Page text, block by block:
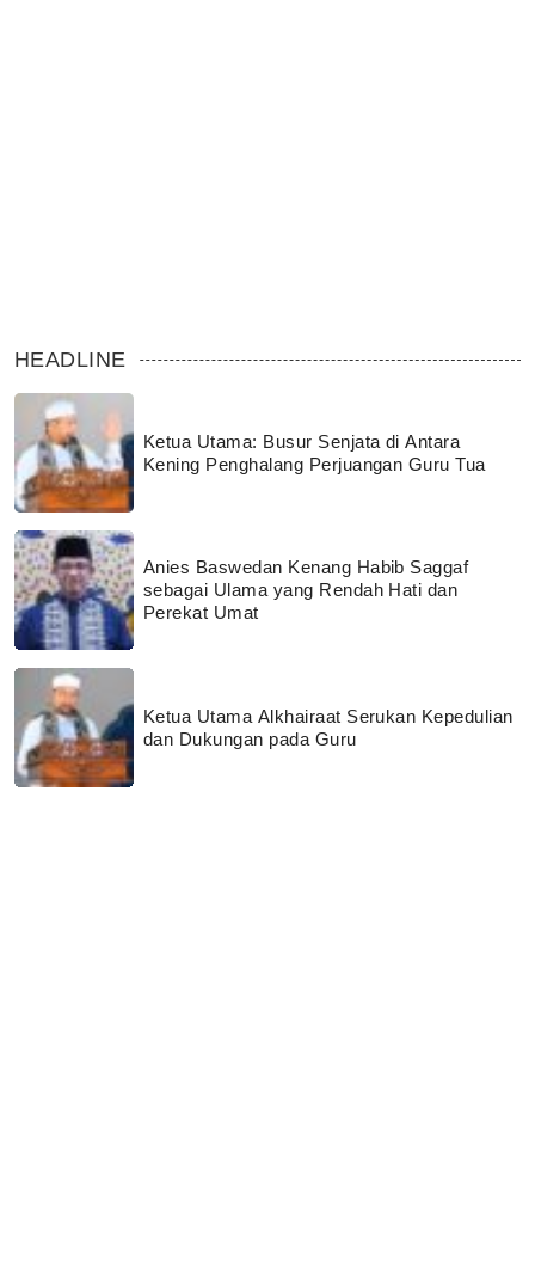
HEADLINE
Ketua Utama: Busur Senjata di Antara
Kening Penghalang Perjuangan Guru Tua
Anies Baswedan Kenang Habib Saggaf
sebagai Ulama yang Rendah Hati dan
Perekat Umat
Ketua Utama Alkhairaat Serukan Kepedulian
dan Dukungan pada Guru